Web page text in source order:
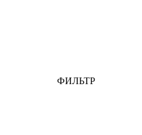
ФИЛЬТР